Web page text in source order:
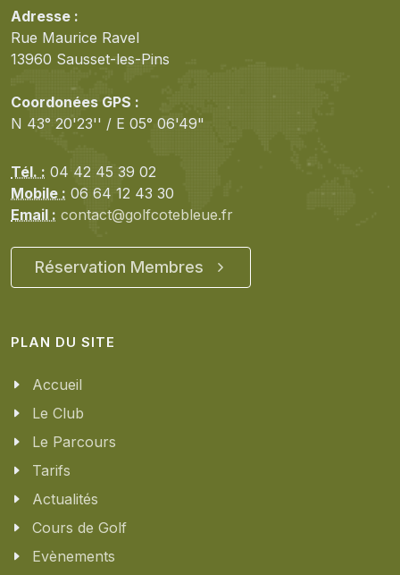
Adresse :
Rue Maurice Ravel
13960 Sausset-les-Pins
Coordonées GPS :
N 43° 20'23'' / E 05° 06'49"
Tél. : 04 42 45 39 02
Mobile : 06 64 12 43 30
Email : contact@golfcotebleue.fr
Réservation Membres
PLAN DU SITE
Accueil
Le Club
Le Parcours
Tarifs
Actualités
Cours de Golf
Evènements